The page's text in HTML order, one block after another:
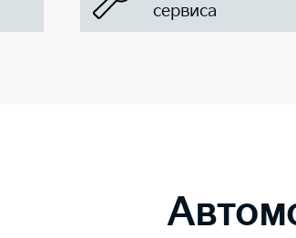
сервиса